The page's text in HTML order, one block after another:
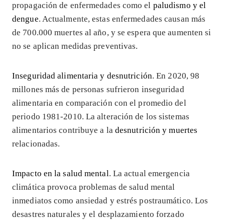
propagación de enfermedades como el paludismo y el
dengue. Actualmente, estas enfermedades causan más
de 700.000 muertes al año, y se espera que aumenten si
no se aplican medidas preventivas.
Inseguridad alimentaria y desnutrición. En 2020, 98
millones más de personas sufrieron inseguridad
alimentaria en comparación con el promedio del
periodo 1981-2010. La alteración de los sistemas
alimentarios contribuye a la desnutrición y muertes
relacionadas.
Impacto en la salud mental. La actual emergencia
climática provoca problemas de salud mental
inmediatos como ansiedad y estrés postraumático. Los
desastres naturales y el desplazamiento forzado